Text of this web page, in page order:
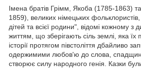
Імена братів Грімм, Якоба (1785-1863)
1859), великих німецьких
дітей та всієї родини", відомі кожному з
життям, що зберігають сіль землі, яка їх
історії протягом півстоліття дбайливо
одержимими любов'ю до слова,
створює силу народного генія. Казки